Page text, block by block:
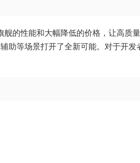
的性能和大幅降低的价格，让高质
助等场景打开了全新可能。对于开发